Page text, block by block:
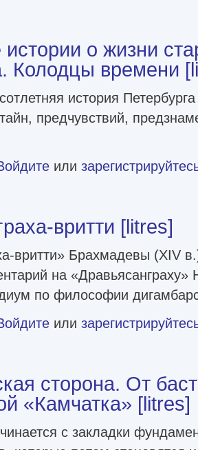
о жизни
Колодцы времени
история
предчувствий,
истории о жизни старых районов
или
вритти [litres]
вритти» Брахмадевы (XIV
на
по философии
вритти [litres]
или
сторона. От
«Камчатка» [litres]
с закладки